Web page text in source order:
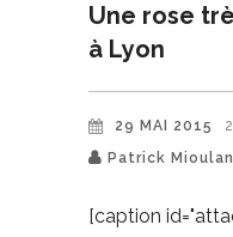
Une rose
à Lyon
29 MAI 2015
Patrick
[caption